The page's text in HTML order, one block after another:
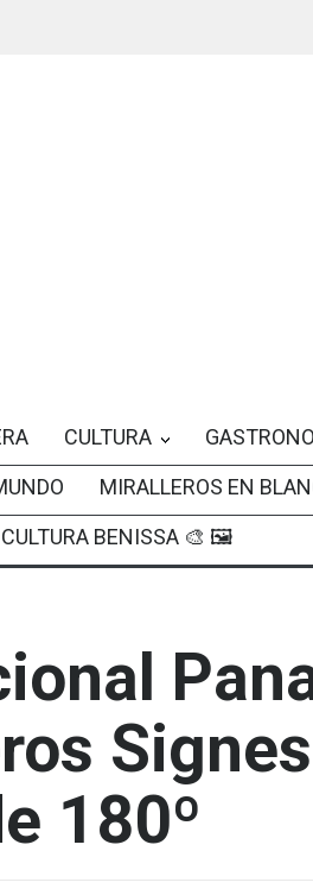
CULTURA
MIRALLEROS EN
BENISSA 🎨 🖼
180º